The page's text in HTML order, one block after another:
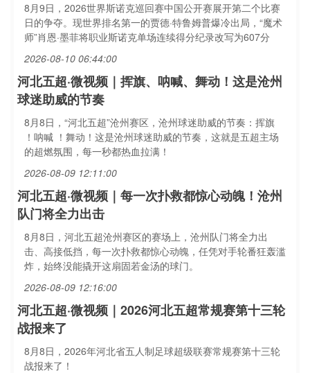
8月9日，2026世界斯诺克巡回赛中国公开赛展开第二个比赛
日的争夺。现世界排名第一的贾德·特鲁姆普爆冷出局，“魔术
师”肖恩·墨菲将职业斯诺克单场连续得分纪录改写为607分
2026-08-10 06:44:00
河北五超·微视频｜挥旗、呐喊、舞动！这是沧州
球迷助威的节奏
8月8日，“河北五超”沧州赛区，沧州球迷助威的节奏：挥旗
！呐喊 ！舞动！这是沧州球迷助威的节奏，这就是五超主场
的超燃氛围，每一秒都热血拉满！
2026-08-09 12:11:00
河北五超·微视频｜每一次扑救都惊心动魄！沧州
队门将全力出击
8月8日，河北五超沧州赛区的赛场上，沧州队门将全力出
击、高接低挡，每一次扑救都惊心动魄，任凭对手轮番狂轰滥
炸，始终没能撬开这扇固若金汤的球门。
2026-08-09 12:16:00
河北五超·微视频｜2026河北五超常规赛第十三轮
战报来了
8月8日，2026年河北省五人制足球超级联赛常规赛第十三轮
战报来了！